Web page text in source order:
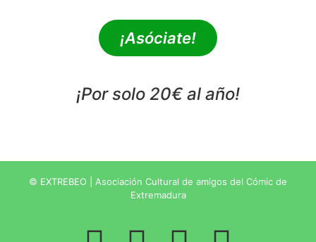
¡Asóciate!
¡Por solo 20€ al año!
© EXTREBEO | Asociación Cultural de amigos del Cómic de
Extremadura